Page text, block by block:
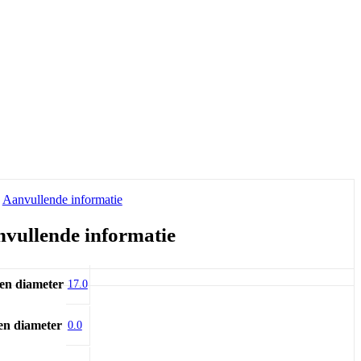
Aanvullende informatie
informatie
diameter 17.0
diameter 0.0